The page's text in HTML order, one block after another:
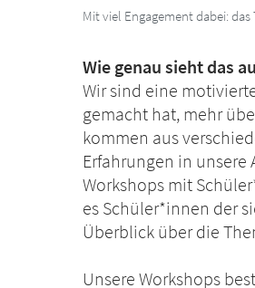
Mit viel Engagement dabei:
Wie genau sieht das
Wir sind eine
gemacht hat, mehr
kommen aus
Erfahrungen in
Workshops mit
es Schüler*innen der
Überblick über die
Unsere Workshops